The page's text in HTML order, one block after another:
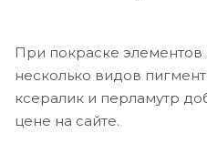
При покраске элементов
несколько видов
ксералик и перламутр
цене на сайте.